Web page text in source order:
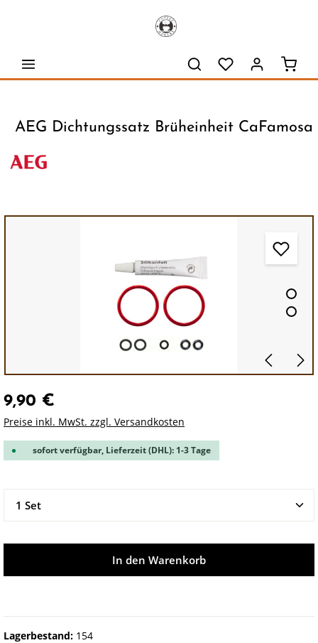
AEG Dichtungssatz Brüheinheit CaFamosa
9,90 €
Preise inkl. MwSt. zzgl. Versandkosten
sofort verfügbar, Lieferzeit (DHL): 1-3 Tage
Produkt Anzahl: Gib den gewünschten Wert ein
In den Warenkorb
Lagerbestand: 154